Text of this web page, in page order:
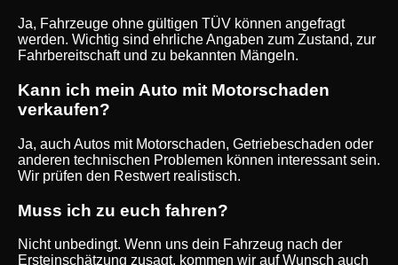
Ja, Fahrzeuge ohne gültigen TÜV können angefragt
werden. Wichtig sind ehrliche Angaben zum Zustand, zur
Fahrbereitschaft und zu bekannten Mängeln.
Kann ich mein Auto mit Motorschaden
verkaufen?
Ja, auch Autos mit Motorschaden, Getriebeschaden oder
anderen technischen Problemen können interessant sein.
Wir prüfen den Restwert realistisch.
Muss ich zu euch fahren?
Nicht unbedingt. Wenn uns dein Fahrzeug nach der
Ersteinschätzung zusagt, kommen wir auf Wunsch auch